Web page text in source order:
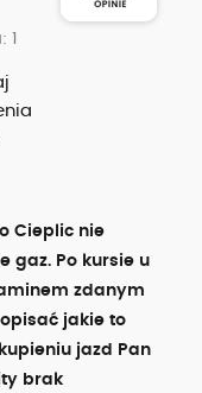
Cieplic nie
gaz. Po kursie u
zdanym
jakie to
jazd Pan
brak